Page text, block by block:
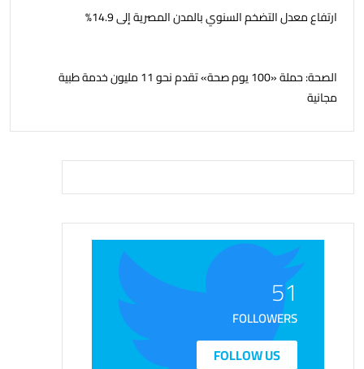
ارتفاع معدل التضخم السنوي بالمدن المصرية إلى 14.9%
الصحة: حملة «100 يوم صحة» تقدم نحو 11 مليون خدمة طبية
مجانية
51
FOLLOWERS
FOLLOW US